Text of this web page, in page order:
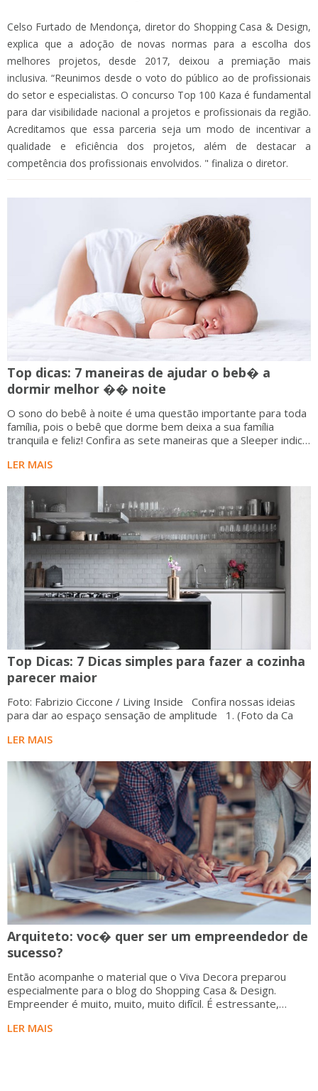
Celso Furtado de Mendonça, diretor do Shopping Casa & Design,
explica que a adoção de novas normas para a escolha dos
melhores projetos, desde 2017, deixou a premiação mais
inclusiva. “Reunimos desde o voto do público ao de profissionais
do setor e especialistas. O concurso Top 100 Kaza é fundamental
para dar visibilidade nacional a projetos e profissionais da região.
Acreditamos que essa parceria seja um modo de incentivar a
qualidade e eficiência dos projetos, além de destacar a
competência dos profissionais envolvidos. " finaliza o diretor.
Top dicas: 7 maneiras de ajudar o beb� a
dormir melhor �� noite
O sono do bebê à noite é uma questão importante para toda
família, pois o bebê que dorme bem deixa a sua família
tranquila e feliz! Confira as sete maneiras que a Sleeper indica
LER MAIS
Top Dicas: 7 Dicas simples para fazer a cozinha
parecer maior
Foto: Fabrizio Ciccone / Living Inside Confira nossas ideias
para dar ao espaço sensação de amplitude 1. (Foto da Ca
LER MAIS
Arquiteto: voc� quer ser um empreendedor de
sucesso?
Então acompanhe o material que o Viva Decora preparou
especialmente para o blog do Shopping Casa & Design.
Empreender é muito, muito, muito difícil. É estressante,
LER MAIS